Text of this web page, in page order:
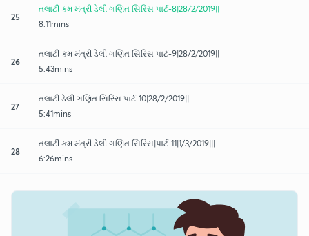
25
તલાટી કમ મંત્રી ડેલી ગણિત સિરિસ પાર્ટ-8|28/2/2019||
8:11mins
26
તલાટી કમ મંત્રી ડેલી ગણિત સિરિસ પાર્ટ-9|28/2/2019||
5:43mins
27
તલાટી ડેલી ગણિત સિરિસ પાર્ટ-10|28/2/2019||
5:41mins
28
તલાટી કમ મંત્રી ડેલી ગણિત સિરિસ|પાર્ટ-11|1/3/2019|||
6:26mins